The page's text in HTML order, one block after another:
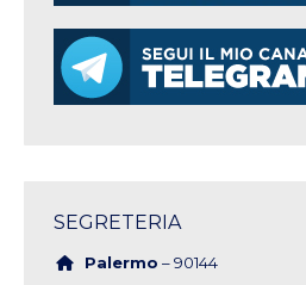
SEGRETERIA
Palermo – 90144